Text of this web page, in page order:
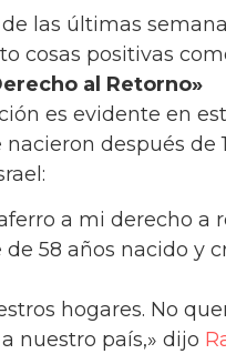
las últimas
cosas positivas
al Retorno»
es evidente en
después de
a mi derecho a
58 años nacido y
hogares. No
nuestro país,» dijo